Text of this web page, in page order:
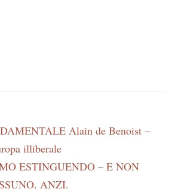
Alain de Benoist –
illiberale
ESTINGUENDO – E NON
ANZI.